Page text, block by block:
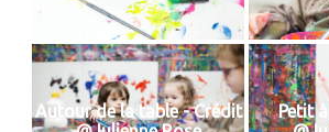
Autour de la table - Crédit
Petit